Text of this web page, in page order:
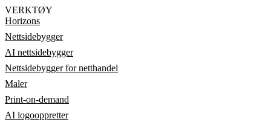
VERKTØY
Horizons
Nettsidebygger
AI nettsidebygger
Nettsidebygger for netthandel
Maler
Print-on-demand
AI logooppretter